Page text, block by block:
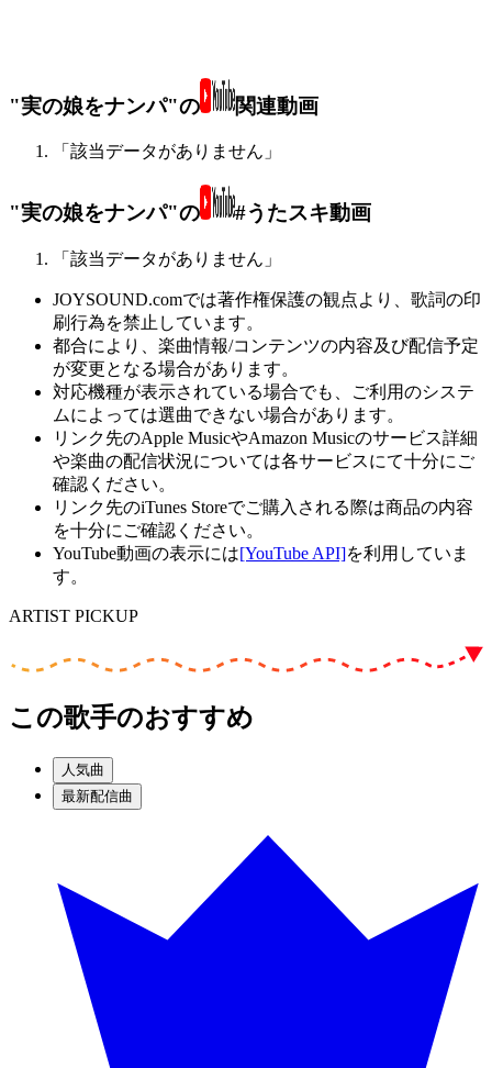
"実の娘をナンパ"の 関連動画
「該当データがありません」
"実の娘をナンパ"の #うたスキ動画
「該当データがありません」
JOYSOUND.comでは著作権保護の観点より、歌詞の印
刷行為を禁止しています。
都合により、楽曲情報/コンテンツの内容及び配信予定
が変更となる場合があります。
対応機種が表示されている場合でも、ご利用のシステ
ムによっては選曲できない場合があります。
リンク先のApple MusicやAmazon Musicのサービス詳細
や楽曲の配信状況については各サービスにて十分にご
確認ください。
リンク先のiTunes Storeでご購入される際は商品の内容
を十分にご確認ください。
YouTube動画の表示には[YouTube API]を利用していま
す。
ARTIST PICKUP
この歌手のおすすめ
人気曲
最新配信曲